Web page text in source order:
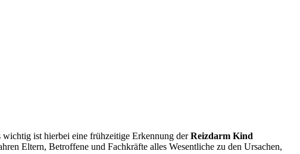
ist hierbei eine frühzeitige Erkennung derReizdarm Kind
Eltern, Betroffene und Fachkräfte alles Wesentliche zu den Ursachen,